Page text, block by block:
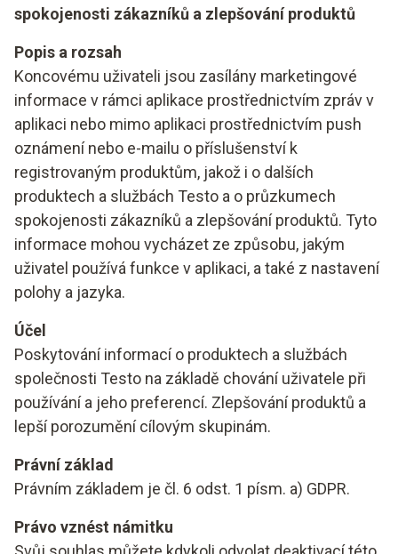
spokojenosti zákazníků a zlepšování produktů
Popis a rozsah
Koncovému uživateli jsou zasílány marketingové
informace v rámci aplikace prostřednictvím zpráv v
aplikaci nebo mimo aplikaci prostřednictvím push
oznámení nebo e-mailu o příslušenství k
registrovaným produktům, jakož i o dalších
produktech a službách Testo a o průzkumech
spokojenosti zákazníků a zlepšování produktů. Tyto
informace mohou vycházet ze způsobu, jakým
uživatel používá funkce v aplikaci, a také z nastavení
polohy a jazyka.
Účel
Poskytování informací o produktech a službách
společnosti Testo na základě chování uživatele při
používání a jeho preferencí. Zlepšování produktů a
lepší porozumění cílovým skupinám.
Právní základ
Právním základem je čl. 6 odst. 1 písm. a) GDPR.
Právo vznést námitku